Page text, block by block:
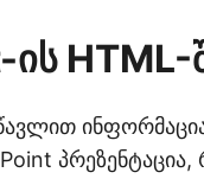
HTML-